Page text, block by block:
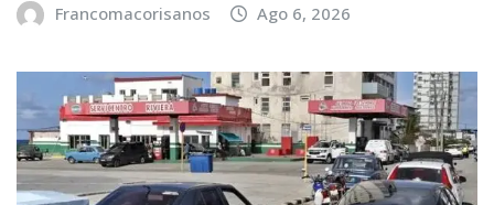
Francomacorisanos Ago 6, 2026